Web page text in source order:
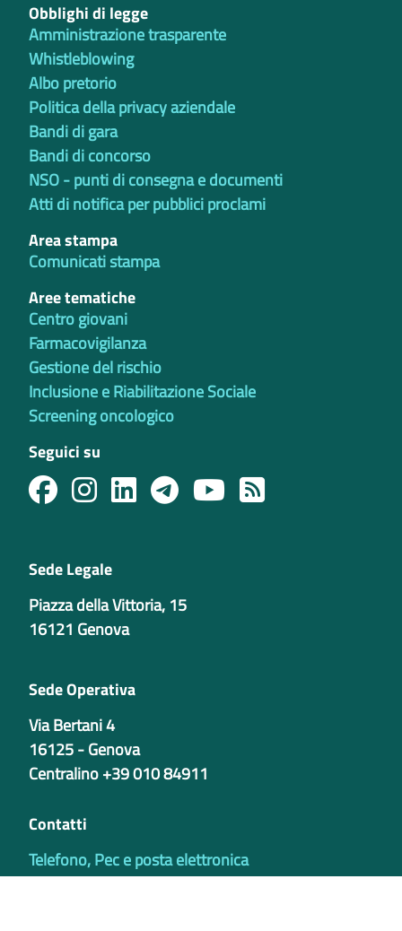
Obblighi di legge
Amministrazione trasparente
Whistleblowing
Albo pretorio
Politica della privacy aziendale
Bandi di gara
Bandi di concorso
NSO - punti di consegna e documenti
Atti di notifica per pubblici proclami
Area stampa
Comunicati stampa
Aree tematiche
Centro giovani
Farmacovigilanza
Gestione del rischio
Inclusione e Riabilitazione Sociale
Screening oncologico
Seguici su
Sede Legale
Piazza della Vittoria, 15
16121 Genova
Sede Operativa
Via Bertani 4
16125 - Genova
Centralino +39 010 84911
Contatti
Telefono, Pec e posta elettronica